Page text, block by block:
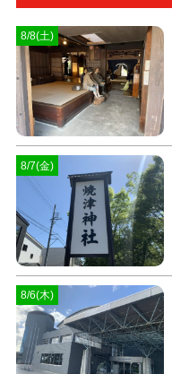
8/8(土)
8/7(金)
8/6(木)